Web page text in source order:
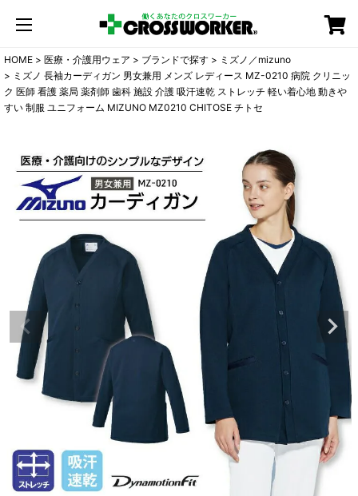
HOME 医療・介護用ウェア ブランドで探す
ミズノ／mizuno
ミズノ 長袖カーディガン 男女兼用 メンズ レディース MZ-0210 病院 クリニッ
ク 医師 看護 薬局 薬剤師 歯科 施設 介護 吸汗速乾 ストレッチ 軽い着心地 動きや
すい 制服 ユニフォーム MIZUNO MZ0210 CHITOSE チトセ